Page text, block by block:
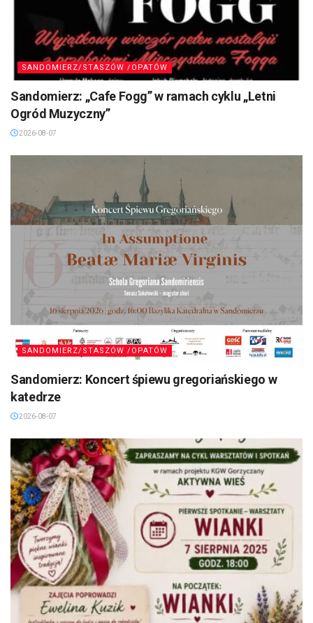
SANDOMIERZ/STASZÓW /OPATÓW
Sandomierz: „Cafe Fogg” w ramach cyklu „Letni
Ogród Muzyczny”
2026-08-07
SANDOMIERZ/STASZÓW /OPATÓW
Sandomierz: Koncert śpiewu gregoriańskiego w
katedrze
2026-08-07